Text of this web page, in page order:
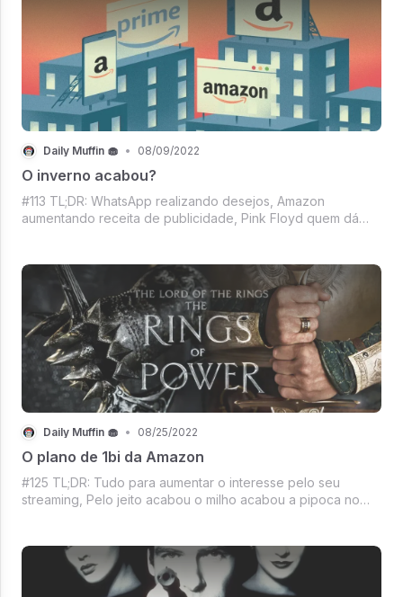
Daily Muffin 🧁 • 08/09/2022
O inverno acabou?
#113 TL;DR: WhatsApp realizando desejos, Amazon
aumentando receita de publicidade, Pink Floyd quem dá
sempre tem mais no DM.
Daily Muffin 🧁 • 08/25/2022
O plano de 1bi da Amazon
#125 TL;DR: Tudo para aumentar o interesse pelo seu
streaming, Pelo jeito acabou o milho acabou a pipoca no
superou o cancelamento do filme da